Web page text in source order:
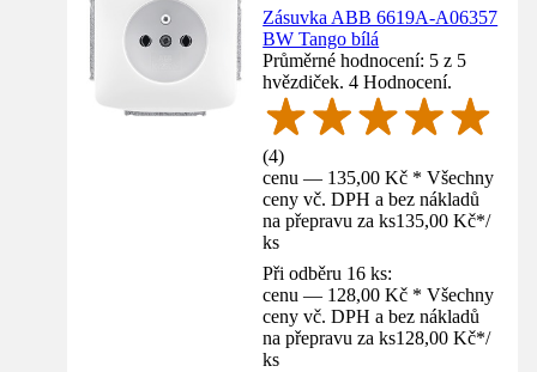
Zásuvka ABB 6619A-A06357
BW Tango bílá
Průměrné hodnocení: 5 z 5
hvězdiček. 4 Hodnocení.
(4)
cenu — 135,00 Kč * Všechny
ceny vč. DPH a bez nákladů
na přepravu za ks135,00 Kč*/
ks
Při odběru 16 ks:
cenu — 128,00 Kč * Všechny
ceny vč. DPH a bez nákladů
na přepravu za ks128,00 Kč*/
ks